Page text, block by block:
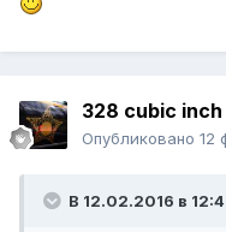
328 cubic inch
Опубликовано 12
В 12.02.2016 в